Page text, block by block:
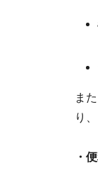
ま
り
・